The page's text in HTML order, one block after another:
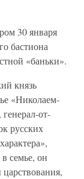
30 января
бастиона
«баньки».
князь
«Николаем-
от-
русских
семье, он